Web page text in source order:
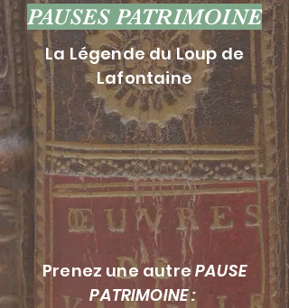
PAUSES PATRIMOINE
La Légende du Loup de
Lafontaine
Prenez une autrePAUSE
PATRIMOINE :